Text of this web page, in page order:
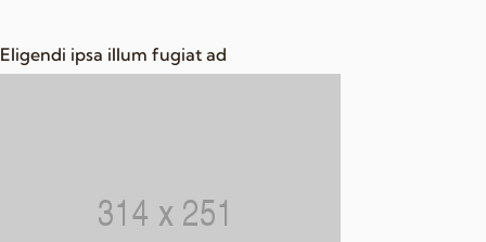
Eligendi ipsa illum fugiat ad